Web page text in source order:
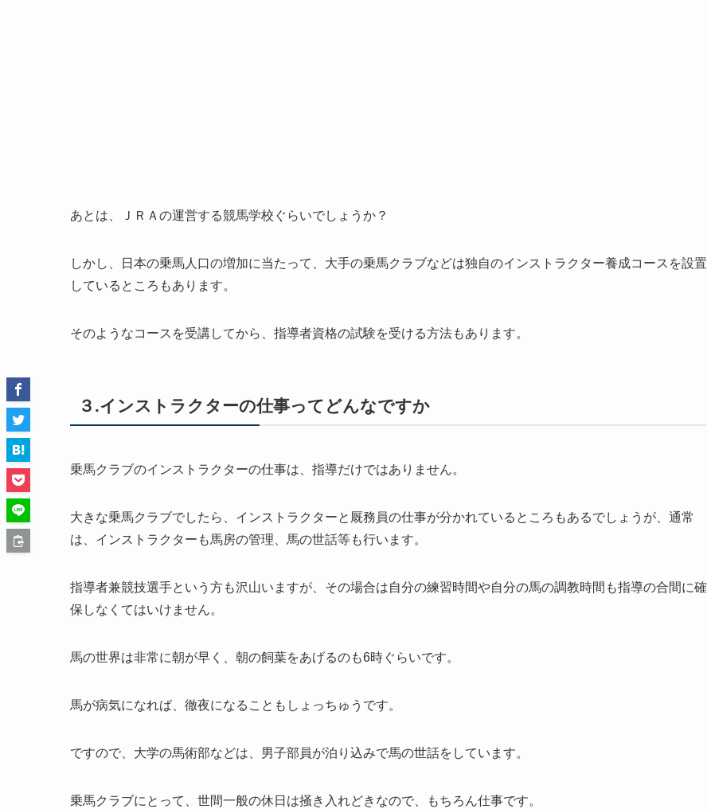
あとは、ＪＲＡの運営する競馬学校ぐらいでしょうか？
しかし、日本の乗馬人口の増加に当たって、大手の乗馬クラブなどは独自のインストラクター養成コースを設置
しているところもあります。
そのようなコースを受講してから、指導者資格の試験を受ける方法もあります。
３.インストラクターの仕事ってどんなですか
乗馬クラブのインストラクターの仕事は、指導だけではありません。
大きな乗馬クラブでしたら、インストラクターと厩務員の仕事が分かれているところもあるでしょうが、通常
は、インストラクターも馬房の管理、馬の世話等も行います。
指導者兼競技選手という方も沢山いますが、その場合は自分の練習時間や自分の馬の調教時間も指導の合間に確
保しなくてはいけません。
馬の世界は非常に朝が早く、朝の飼葉をあげるのも6時ぐらいです。
馬が病気になれば、徹夜になることもしょっちゅうです。
ですので、大学の馬術部などは、男子部員が泊り込みで馬の世話をしています。
乗馬クラブにとって、世間一般の休日は掻き入れどきなので、もちろん仕事です。